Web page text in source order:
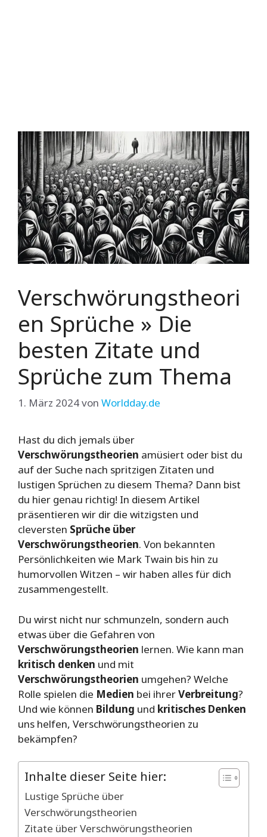
Verschwörungstheori
en Sprüche » Die
besten Zitate und
Sprüche zum Thema
1. März 2024von Worldday.de
Hast du dich jemals über
Verschwörungstheorien amüsiert oder bist du
auf der Suche nach spritzigen Zitaten und
lustigen Sprüchen zu diesem Thema? Dann bist
du hier genau richtig! In diesem Artikel
präsentieren wir dir die witzigsten und
cleversten Sprüche über
Verschwörungstheorien. Von bekannten
Persönlichkeiten wie Mark Twain bis hin zu
humorvollen Witzen – wir haben alles für dich
zusammengestellt.
Du wirst nicht nur schmunzeln, sondern auch
etwas über die Gefahren von
Verschwörungstheorien lernen. Wie kann man
kritisch denken und mit
Verschwörungstheorien umgehen? Welche
Rolle spielen die Medien bei ihrerVerbreitung?
Und wie können Bildung und kritisches Denken
uns helfen, Verschwörungstheorien zu
bekämpfen?
Inhalte dieser Seite hier:
Lustige Sprüche über
Verschwörungstheorien
Zitate über Verschwörungstheorien